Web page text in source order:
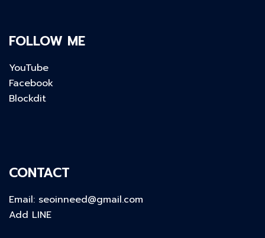
FOLLOW ME
YouTube
Facebook
Blockdit
CONTACT
Email: seoinneed@gmail.com
Add LINE